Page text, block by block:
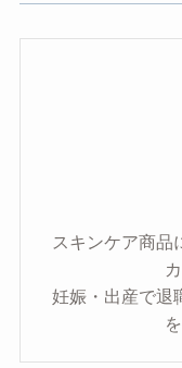
スキンケア商品
妊娠・出産で退